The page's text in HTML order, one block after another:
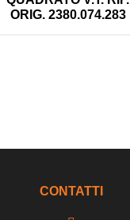
ORIG. 2380.074.283
CONTATTI